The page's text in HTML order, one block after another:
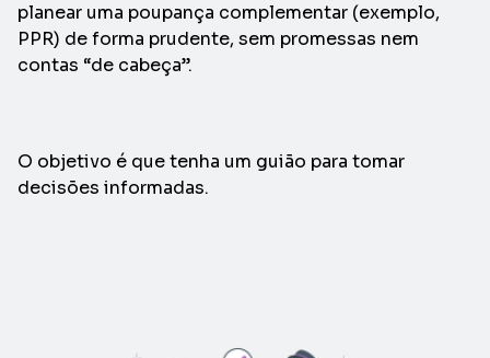
planear uma poupança complementar (exemplo,
PPR) de forma prudente, sem promessas nem
contas “de cabeça”.
O objetivo é que tenha um guião para tomar
decisões informadas.